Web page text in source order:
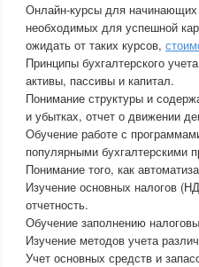
Онлайн-курсы для начинающих
необходимых для успешной
ожидать от таких курсов,
Принципы бухгалтерского
активы, пассивы и капитал.
Понимание структуры и
и убытках, отчет о движении
Обучение работе с
популярными бухгалтерскими
Понимание того, как
Изучение основных налогов
отчетность.
Обучение заполнению
Изучение методов учета
Учет основных средств и